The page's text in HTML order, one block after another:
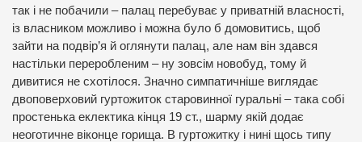
так і не побачили – палац перебуває у приватній власності,
із власником можливо і можна було б домовитись, щоб
зайти на подвір’я й оглянути палац, але нам він здався
настільки переробленим – ну зовсім новобуд, тому й
дивитися не схотілося. Значно симпатичніше виглядає
двоповерховий гуртожиток старовинної гуральні – така собі
простенька еклектика кінця 19 ст., шарму якій додає
неоготичне віконце горища. В гуртожитку і нині щось типу